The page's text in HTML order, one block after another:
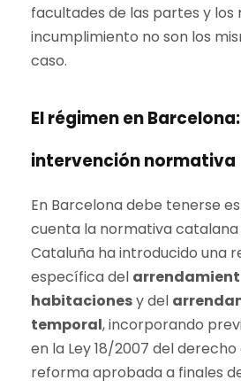
facultades de las partes y los
incumplimiento no son los
caso.
El régimen en
intervención normativa
En Barcelona debe tenerse
cuenta la normativa
Cataluña ha introducido una
específica del
habitacionesy del
temporal, incorporando
en la Ley 18/2007 del derecho
reforma aprobada a finales